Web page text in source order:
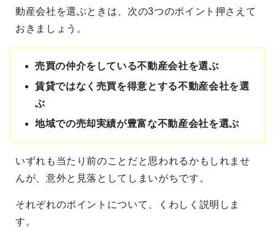
動産会社を選ぶときは、次の3つのポイント押さえて
おきましょう。
売買の仲介をしている不動産会社を選ぶ
賃貸ではなく売買を得意とする不動産会社を選
ぶ
地域での売却実績が豊富な不動産会社を選ぶ
いずれも当たり前のことだと思われるかもしれませ
んが、意外と見落としてしまいがちです。
それぞれのポイントについて、くわしく説明しま
す。